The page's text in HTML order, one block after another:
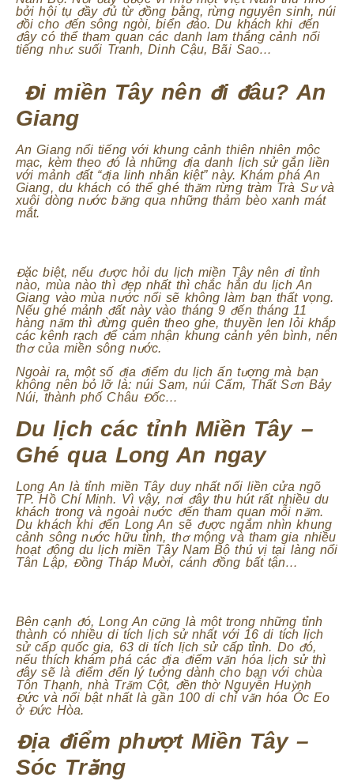
bởi hội tụ đầy đủ từ đồng bằng, rừng nguyên sinh, núi
đồi cho đến sông ngòi, biển đảo. Du khách khi đến
đây có thể tham quan các danh lam thắng cảnh nổi
tiếng như: suối Tranh, Dinh Cậu, Bãi Sao…
Đi miền Tây nên đi đâu? An
Giang
An Giang nổi tiếng với khung cảnh thiên nhiên mộc
mạc, kèm theo đó là những địa danh lịch sử gắn liền
với mảnh đất “địa linh nhân kiệt” này. Khám phá An
Giang, du khách có thể ghé thăm rừng tràm Trà Sư và
xuôi dòng nước băng qua những thảm bèo xanh mát
mắt.
Đặc biệt, nếu được hỏi du lịch miền Tây nên đi tỉnh
nào, mùa nào thì đẹp nhất thì chắc hẳn du lịch An
Giang vào mùa nước nổi sẽ không làm bạn thất vọng.
Nếu ghé mảnh đất này vào tháng 9 đến tháng 11
hàng năm thì đừng quên theo ghe, thuyền len lỏi khắp
các kênh rạch để cảm nhận khung cảnh yên bình, nên
thơ của miền sông nước.
Ngoài ra, một số địa điểm du lịch ấn tượng mà bạn
không nên bỏ lỡ là: núi Sam, núi Cấm, Thất Sơn Bảy
Núi, thành phố Châu Đốc…
Du lịch các tỉnh Miền Tây –
Ghé qua Long An ngay
Long An là tỉnh miền Tây duy nhất nối liền cửa ngõ
TP. Hồ Chí Minh. Vì vậy, nơi đây thu hút rất nhiều du
khách trong và ngoài nước đến tham quan mỗi năm.
Du khách khi đến Long An sẽ được ngắm nhìn khung
cảnh sông nước hữu tình, thơ mộng và tham gia nhiều
hoạt động du lịch miền Tây Nam Bộ thú vị tại làng nổi
Tân Lập, Đồng Tháp Mười, cánh đồng bất tận…
Bên cạnh đó, Long An cũng là một trong những tỉnh
thành có nhiều di tích lịch sử nhất với 16 di tích lịch
sử cấp quốc gia, 63 di tích lịch sử cấp tỉnh. Do đó,
nếu thích khám phá các địa điểm văn hóa lịch sử thì
đây sẽ là điểm đến lý tưởng dành cho bạn với chùa
Tôn Thạnh, nhà Trăm Cột, đền thờ Nguyễn Huỳnh
Đức và nổi bật nhất là gần 100 di chỉ văn hóa Óc Eo
ở Đức Hòa.
Địa điểm phượt Miền Tây –
Sóc Trăng